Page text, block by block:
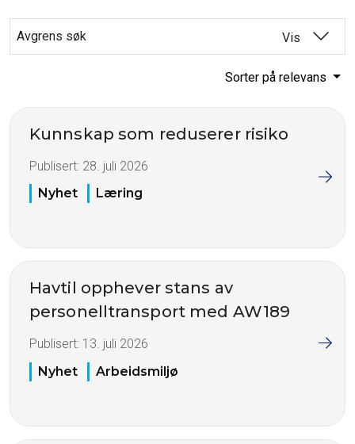
Avgrens søk Vis
Sorter på relevans
Kunnskap som reduserer risiko
Publisert: 28. juli 2026
Nyhet
Læring
Havtil opphever stans av
personelltransport med AW189
Publisert: 13. juli 2026
Nyhet
Arbeidsmiljø